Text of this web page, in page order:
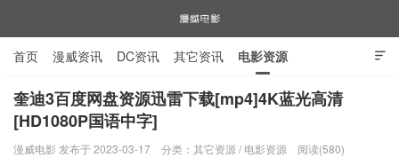
漫威电影

首页 漫威资讯 DC资讯 其它资讯 电影资源
电视剧资源 漫威图片
奎迪3百度网盘资源迅雷下载[mp4]4K蓝光高清
[HD1080P国语中字]
漫威电影 发布于 2023-03-17 分类： 其它资源 / 电影资源 阅读(580)